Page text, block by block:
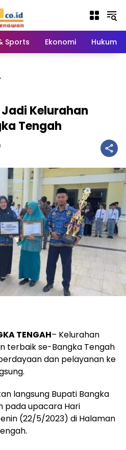
Sports Ekonomi Hukum
Kelurahan
Tengah
TENGAH– Kelurahan
terbaik se-Bangka Tengah
dan pelayanan ke
langsung Bupati Bangka
pada upacara Hari
(22/5/2023) di Halaman